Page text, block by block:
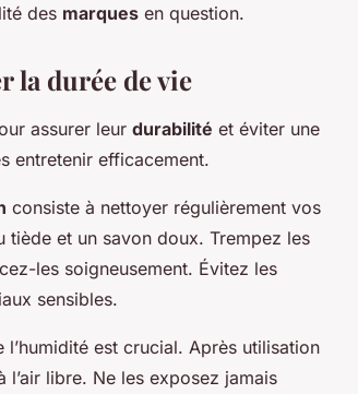
des marques en question.
la durée de vie
assurer leur durabilité et éviter une
entretenir efficacement.
consiste à nettoyer régulièrement vos
tiède et un savon doux. Trempez les
les soigneusement. Évitez les
sensibles.
est crucial. Après utilisation
libre. Ne les exposez jamais